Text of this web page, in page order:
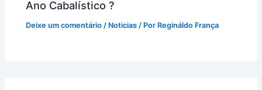
Ano Cabalístico ?
Deixe um comentário / Noticias / Por Regináldo França